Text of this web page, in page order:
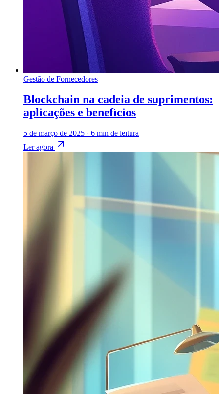
Gestão de Fornecedores
Blockchain na cadeia de suprimentos:
aplicações e benefícios
5 de março de 2025 · 6 min de leitura
Ler agora